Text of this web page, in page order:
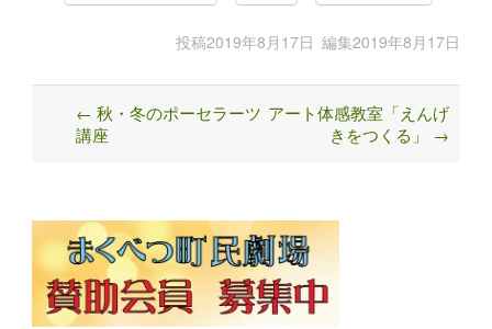
投稿2019年8月17日 編集2019年8月17日
Post
navigation
← 秋・冬のポーセラーツ
講座
アート体感教室「えんげ
きをつくる」
→